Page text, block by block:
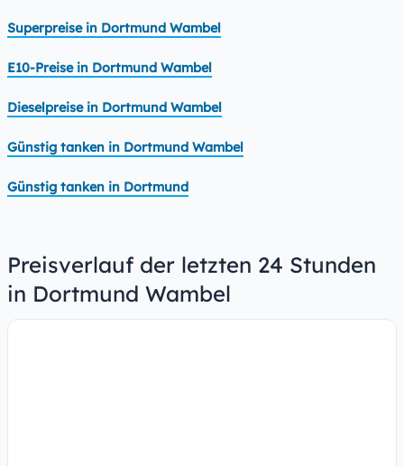
Superpreise in Dortmund Wambel
E10-Preise in Dortmund Wambel
Dieselpreise in Dortmund Wambel
Günstig tanken in Dortmund Wambel
Günstig tanken in Dortmund
Preisverlauf der letzten 24 Stunden
in Dortmund Wambel